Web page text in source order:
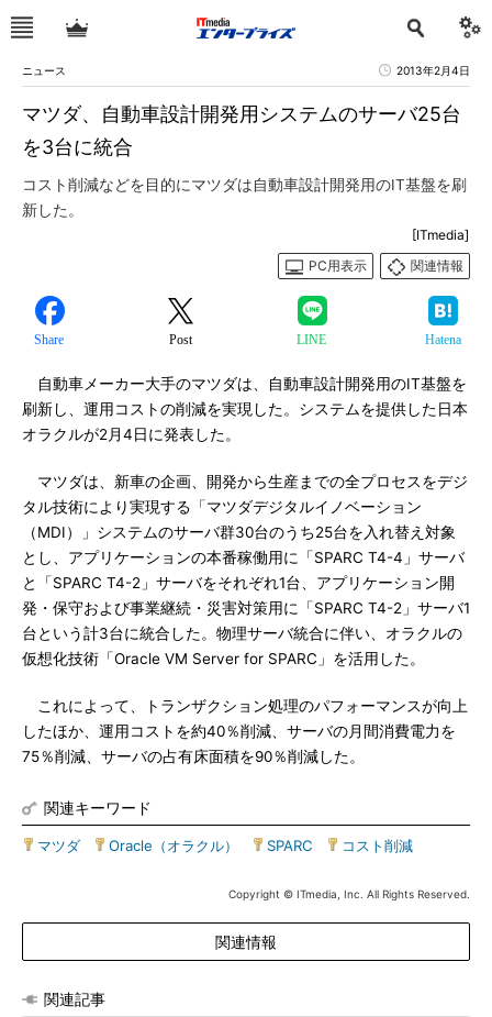
ニュース 2013年2月4日
マツダ、自動車設計開発用システムのサーバ25台
を3台に統合
コスト削減などを目的にマツダは自動車設計開発用のIT基盤を刷
新した。
[ITmedia]
PC用表示
関連情報
Share Post LINE Hatena
自動車メーカー大手のマツダは、自動車設計開発用のIT基盤を
刷新し、運用コストの削減を実現した。システムを提供した日本
オラクルが2月4日に発表した。
マツダは、新車の企画、開発から生産までの全プロセスをデジ
タル技術により実現する「マツダデジタルイノベーション
（MDI）」システムのサーバ群30台のうち25台を入れ替え対象
とし、アプリケーションの本番稼働用に「SPARC T4-4」サーバ
と「SPARC T4-2」サーバをそれぞれ1台、アプリケーション開
発・保守および事業継続・災害対策用に「SPARC T4-2」サーバ1
台という計3台に統合した。物理サーバ統合に伴い、オラクルの
仮想化技術「Oracle VM Server for SPARC」を活用した。
これによって、トランザクション処理のパフォーマンスが向上
したほか、運用コストを約40％削減、サーバの月間消費電力を
75％削減、サーバの占有床面積を90％削減した。
関連キーワード
マツダ Oracle（オラクル） SPARC コスト削減
Copyright © ITmedia, Inc. All Rights Reserved.
関連情報
関連記事